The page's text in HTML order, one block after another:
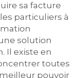
sa facture
particuliers à
solution
Il existe en
toutes
pouvoir